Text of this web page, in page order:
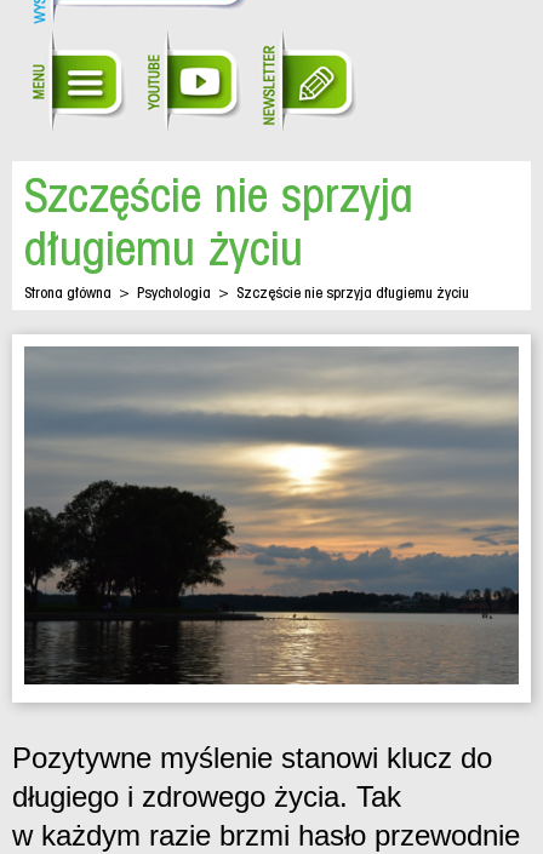
Szczęście nie sprzyja
długiemu życiu
Strona główna > Psychologia > Szczęście nie sprzyja długiemu życiu
Pozytywne myślenie stanowi klucz do
długiego i zdrowego życia. Tak
w każdym razie brzmi hasło przewodnie